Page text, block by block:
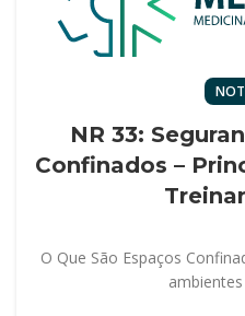
NR 33:
Confinados –
O Que São Espaços